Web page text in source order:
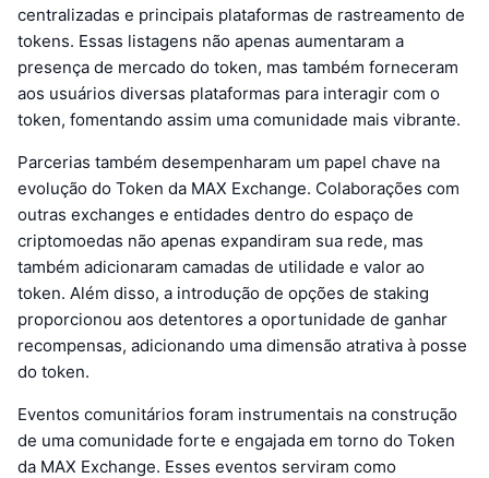
centralizadas e principais plataformas de rastreamento de
tokens. Essas listagens não apenas aumentaram a
presença de mercado do token, mas também forneceram
aos usuários diversas plataformas para interagir com o
token, fomentando assim uma comunidade mais vibrante.
Parcerias também desempenharam um papel chave na
evolução do Token da MAX Exchange. Colaborações com
outras exchanges e entidades dentro do espaço de
criptomoedas não apenas expandiram sua rede, mas
também adicionaram camadas de utilidade e valor ao
token. Além disso, a introdução de opções de staking
proporcionou aos detentores a oportunidade de ganhar
recompensas, adicionando uma dimensão atrativa à posse
do token.
Eventos comunitários foram instrumentais na construção
de uma comunidade forte e engajada em torno do Token
da MAX Exchange. Esses eventos serviram como